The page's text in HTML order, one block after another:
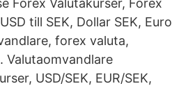
Forex Valutakurser, Forex
till SEK, Dollar SEK, Euro
forex valuta,
Valutaomvandlare
USD/SEK, EUR/SEK,